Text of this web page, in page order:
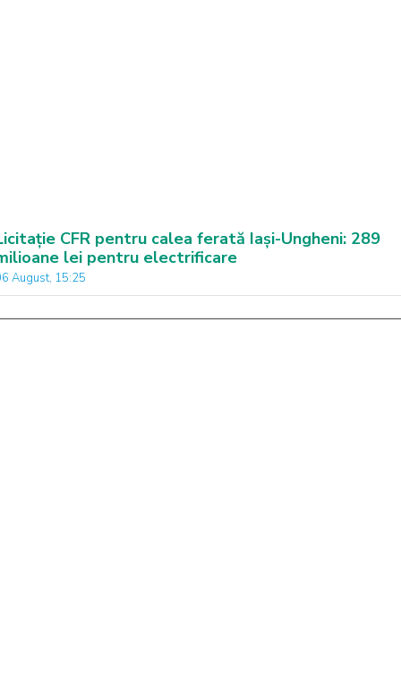
CFR pentru calea ferată Iași-Ungheni: 289
lei pentru electrificare
August, 15:25